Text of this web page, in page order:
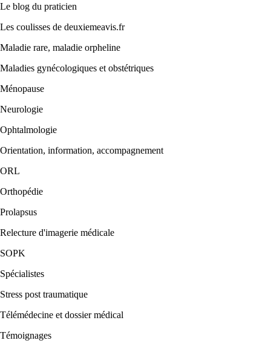
Le blog du praticien
Les coulisses de deuxiemeavis.fr
Maladie rare, maladie orpheline
Maladies gynécologiques et obstétriques
Ménopause
Neurologie
Ophtalmologie
Orientation, information, accompagnement
ORL
Orthopédie
Prolapsus
Relecture d'imagerie médicale
SOPK
Spécialistes
Stress post traumatique
Télémédecine et dossier médical
Témoignages